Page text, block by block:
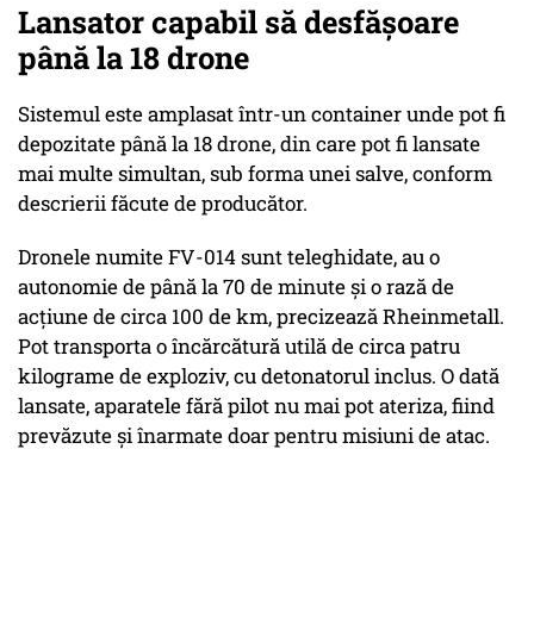
Lansator capabil să desfășoare
până la 18 drone
Sistemul este amplasat într-un container unde pot fi
depozitate până la 18 drone, din care pot fi lansate
mai multe simultan, sub forma unei salve, conform
descrierii făcute de producător.
Dronele numite FV-014 sunt teleghidate, au o
autonomie de până la 70 de minute şi o rază de
acţiune de circa 100 de km, precizează Rheinmetall.
Pot transporta o încărcătură utilă de circa patru
kilograme de exploziv, cu detonatorul inclus. O dată
lansate, aparatele fără pilot nu mai pot ateriza, fiind
prevăzute şi înarmate doar pentru misiuni de atac.